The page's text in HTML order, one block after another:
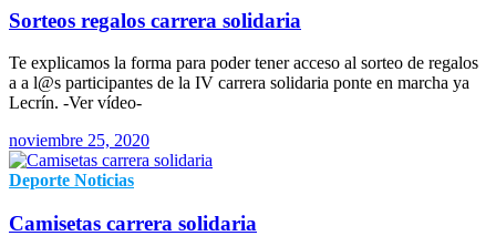
Sorteos regalos carrera solidaria
Te explicamos la forma para poder tener acceso al sorteo de regalos
a a l@s participantes de la IV carrera solidaria ponte en marcha ya
Lecrín. -Ver vídeo-
noviembre 25, 2020
Deporte Noticias
Camisetas carrera solidaria